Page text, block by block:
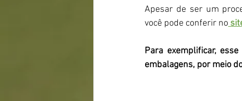
Apesar de ser um
você pode conferir no
Para exemplificar,
embalagens, por meio